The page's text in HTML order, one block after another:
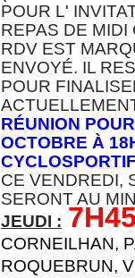
POUR L'
REPAS DE
RDV EST
ENVOYÉ. IL
POUR
RÉUNION
OCTOBRE À
CE VENDREDI,
SERONT AU
JEUDI : 7H45
CORNEILHAN,
ROQUEBRUN,